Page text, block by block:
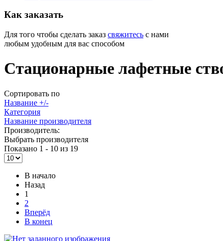
Как заказать
Для того чтобы сделать заказ свяжитесь с нами
любым удобным для вас способом
Стационарные лафетные
Сортировать по
Название +/-
Категория
Название производителя
Производитель:
Выбрать производителя
Показано 1 - 10 из 19
В начало
Назад
1
2
Вперёд
В конец